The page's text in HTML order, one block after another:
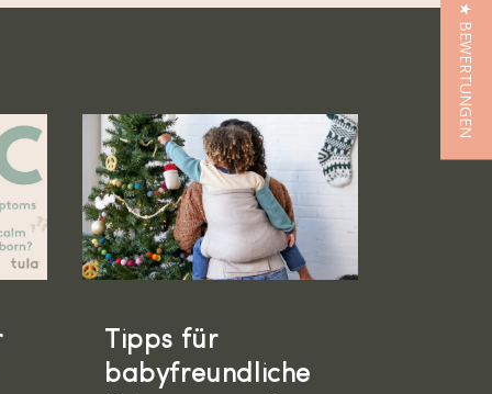
Tipps für
babyfreundliche
★ BEWERTUNGEN